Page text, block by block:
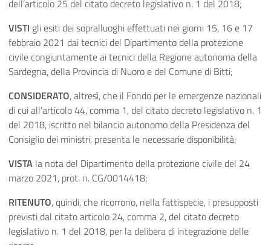
dell’articolo 25 del citato decreto legislativo n. 1 del 2018;
VISTI gli esiti dei sopralluoghi effettuati nei giorni 15, 16 e 17
febbraio 2021 dai tecnici del Dipartimento della protezione
civile congiuntamente ai tecnici della Regione autonoma della
Sardegna, della Provincia di Nuoro e del Comune di Bitti;
CONSIDERATO, altresì, che il Fondo per le emergenze nazionali
di cui all’articolo 44, comma 1, del citato decreto legislativo n. 1
del 2018, iscritto nel bilancio autonomo della Presidenza del
Consiglio dei ministri, presenta le necessarie disponibilità;
VISTA la nota del Dipartimento della protezione civile del 24
marzo 2021, prot. n. CG/0014418;
RITENUTO, quindi, che ricorrono, nella fattispecie, i presupposti
previsti dal citato articolo 24, comma 2, del citato decreto
legislativo n. 1 del 2018, per la delibera di integrazione delle